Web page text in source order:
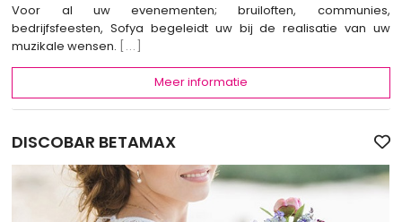
Voor al uw evenementen; bruiloften, communies,
bedrijfsfeesten, Sofya begeleidt uw bij de realisatie van uw
muzikale wensen. [...]
Meer informatie
DISCOBAR BETAMAX